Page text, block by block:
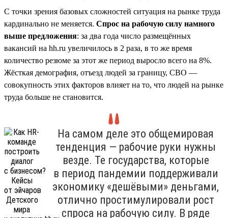
С точки зрения базовых сложностей ситуация на рынке труда
кардинально не меняется. Спрос на рабочую силу намного
выше предложения: за два года число размещённых
вакансий на hh.ru увеличилось в 2 раза, в то же время
количество резюме за этот же период выросло всего на 8%.
Жёсткая демография, отъезд людей за границу, СВО —
совокупность этих факторов влияет на то, что людей на рынке
труда больше не становится.
На самом деле это общемировая
тенденция — рабочие руки нужны
везде. Те государства, которые
в период пандемии поддерживали
экономику «дешёвыми» деньгами,
отлично простимулировали рост
спроса на рабочую силу. В ряде